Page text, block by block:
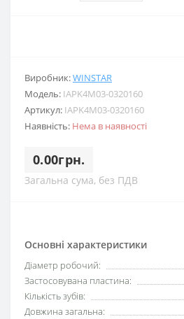
Виробник:WINSTAR
Модель: IAPK4M03-0320160
Артикул: IAPK4M03-0320160
Наявність: Нема в наявності
0.00грн.
Загальна сума, без ПДВ
Основні характеристики
Діаметр робочий:
Застосовувана пластина:
Кількість зубів:
Довжина загальна: